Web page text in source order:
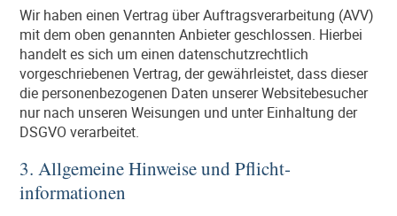
Wir haben einen Vertrag über Auftragsverarbeitung (AVV)
mit dem oben genannten Anbieter geschlossen. Hierbei
handelt es sich um einen datenschutzrechtlich
vorgeschriebenen Vertrag, der gewährleistet, dass dieser
die personenbezogenen Daten unserer Websitebesucher
nur nach unseren Weisungen und unter Einhaltung der
DSGVO verarbeitet.
3. Allgemeine Hinweise und Pflicht­
informationen